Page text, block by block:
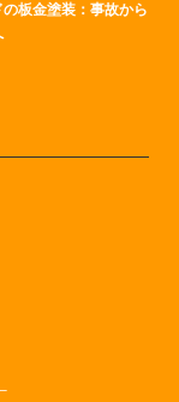
板金塗装：事故から